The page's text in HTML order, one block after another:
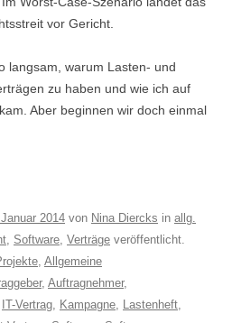
vor Gericht.
langsam, warum Lasten- und
zu haben und wie ich auf
Aber beginnen wir doch einmal
2014 von Nina Diercks in allg.
, Software, Verträge veröffentlicht.
, Allgemeine
, Auftragnehmer,
IT-Vertrag, Kampagne, Lastenheft,